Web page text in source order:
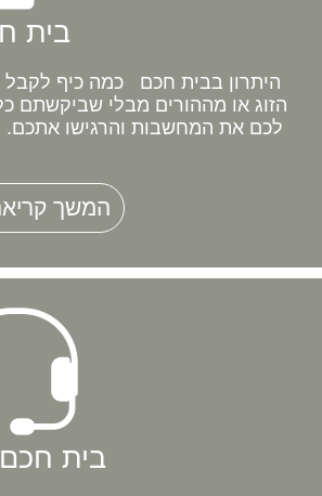
בית
היתרון בבית חכם כמה כיף
הזוג או מההורים מבלי שביקשתם
לכם את המחשבות והרגישו
המשך
בית